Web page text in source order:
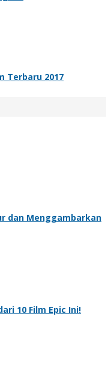
Terbaru 2017
dan Menggambarkan
10 Film Epic Ini!